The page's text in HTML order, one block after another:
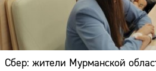
Сбер: жители Мурманской